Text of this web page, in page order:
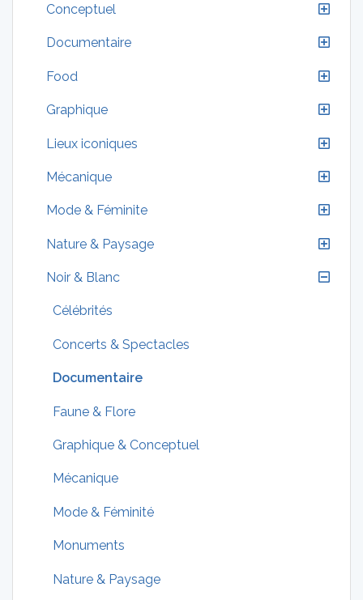
Conceptuel
Documentaire
Food
Graphique
Lieux iconiques
Mécanique
Mode & Féminite
Nature & Paysage
Noir & Blanc
Célébrités
Concerts & Spectacles
Documentaire
Faune & Flore
Graphique & Conceptuel
Mécanique
Mode & Féminité
Monuments
Nature & Paysage